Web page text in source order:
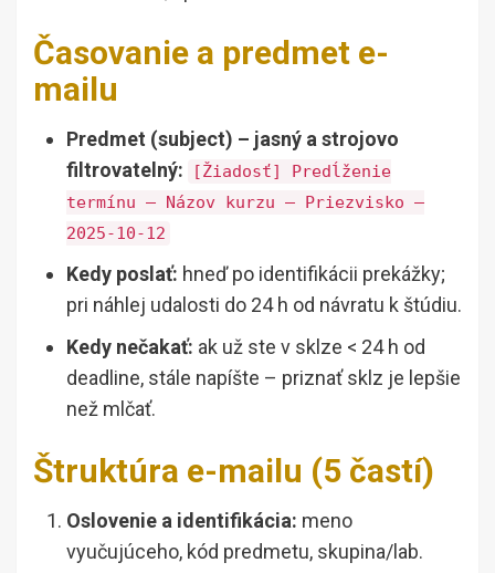
Časovanie a predmet e-
mailu
Predmet (subject) – jasný a strojovo
filtrovatelný:
[Žiadosť] Predĺženie
termínu – Názov kurzu – Priezvisko –
2025-10-12
Kedy poslať: hneď po identifikácii prekážky;
pri náhlej udalosti do 24 h od návratu k štúdiu.
Kedy nečakať: ak už ste v sklze < 24 h od
deadline, stále napíšte – priznať sklz je lepšie
než mlčať.
Štruktúra e-mailu (5 častí)
Oslovenie a identifikácia: meno
vyučujúceho, kód predmetu, skupina/lab.